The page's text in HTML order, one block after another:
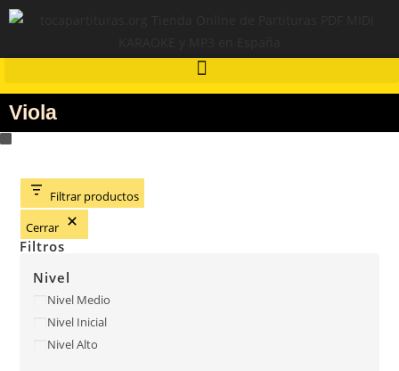
Viola
Filtrar productos
Cerrar
Filtros
Nivel
Nivel Medio
Nivel Inicial
Nivel Alto